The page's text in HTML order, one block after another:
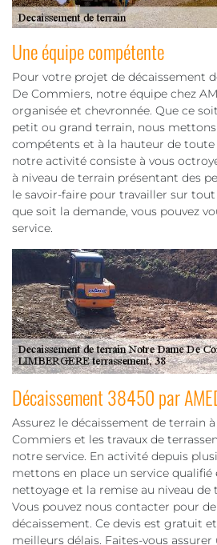
Une équipe compétente
Pour votre projet de décaissement
De Commiers, notre équipe chez
organisée et chevronnée. Que ce
petit ou grand terrain, nous mettons
compétents et à la hauteur de toute
notre activité consiste à vous
à niveau de terrain présentant des
le savoir-faire pour travailler sur
que soit la demande, vous pouvez
service.
Décaissement 38450 par
Assurez le décaissement de terrain
Commiers et les travaux de
notre service. En activité depuis
mettons en place un service
nettoyage et la remise au niveau de
Vous pouvez nous contacter pour
décaissement. Ce devis est gratuit
meilleurs délais. Faites-vous